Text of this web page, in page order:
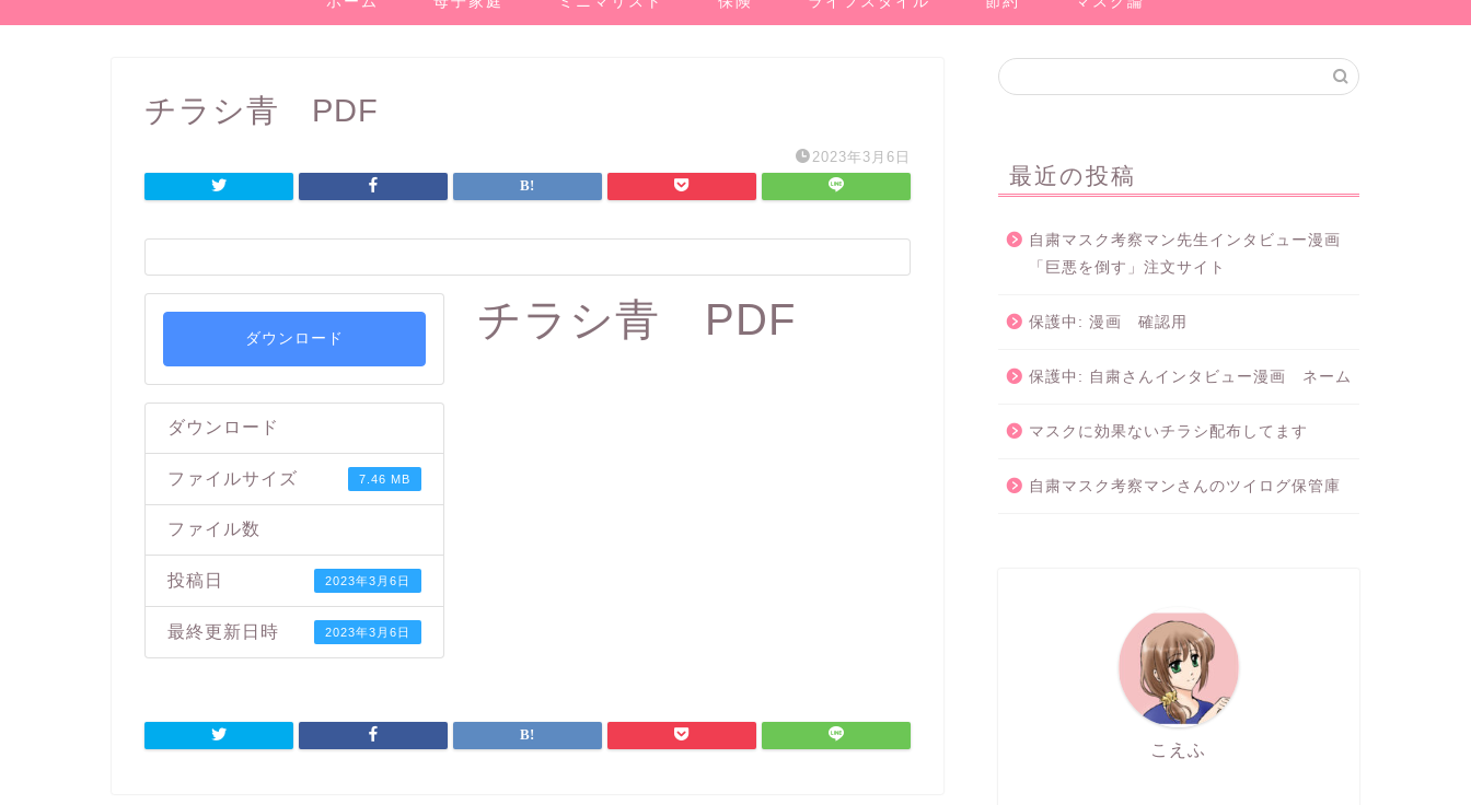
チラシ青 PDF
2023年3月6日
ダウンロード
ダウンロード
ファイルサイズ 7.46 MB
ファイル数
投稿日 2023年3月6日
最終更新日時 2023年3月6日
チラシ青 PDF
最近の投稿
自粛マスク考察マン先生インタビュー漫画
「巨悪を倒す」注文サイト
保護中: 漫画 確認用
保護中: 自粛さんインタビュー漫画 ネーム
マスクに効果ないチラシ配布してます
自粛マスク考察マンさんのツイログ保管庫
こえふ